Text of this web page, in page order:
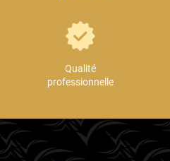
Qualité
professionnelle